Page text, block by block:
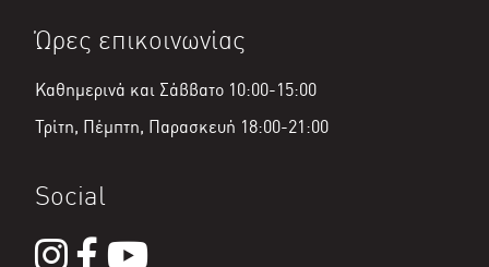
Ώρες επικοινωνίας
Καθημερινά και Σάββατο 10:00-15:00
Τρίτη, Πέμπτη, Παρασκευή 18:00-21:00
Social